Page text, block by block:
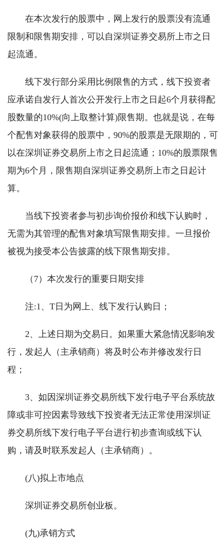
在本次发行的股票中，网上发行的股票没有流通
限制和限售期安排，可以自深圳证券交易所上市之日
起流通。
线下发行部分采用比例限售的方式，线下投资者
应承诺自发行人首次公开发行上市之日起6个月获得配
股数量的10%(向上取整计算)限售期。也就是说，在每
个配售对象获得的股票中，90%的股票是无限期的，可
以在深圳证券交易所上市之日起流通；10%的股票限售
期为6个月，限售期自深圳证券交易所上市之日起计
算。
当线下投资者参与初步询价报价和线下认购时，
无需为其管理的配售对象填写限售期安排。一旦报价
被视为接受本公告披露的线下限售期安排。
（7）本次发行的重要日期安排
注:1、T日为网上、线下发行认购日；
2、上述日期为交易日。如果重大紧急情况影响发
行，发起人（主承销商）将及时公布并修改发行日
程；
3、如因深圳证券交易所线下发行电子平台系统故
障或非可控因素导致线下投资者无法正常使用深圳证
券交易所线下发行电子平台进行初步查询或线下认
购，请及时联系发起人（主承销商）。
(八)拟上市地点
深圳证券交易所创业板。
(九)承销方式